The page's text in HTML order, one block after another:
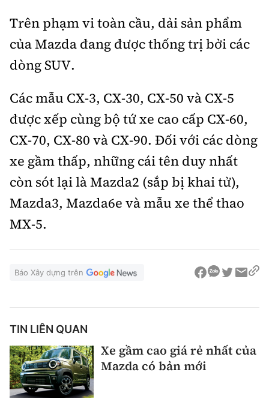
Trên phạm vi toàn cầu, dải sản phẩm
của Mazda đang được thống trị bởi các
dòng SUV.
Các mẫu CX-3, CX-30, CX-50 và CX-5
được xếp cùng bộ tứ xe cao cấp CX-60,
CX-70, CX-80 và CX-90. Đối với các dòng
xe gầm thấp, những cái tên duy nhất
còn sót lại là Mazda2 (sắp bị khai tử),
Mazda3, Mazda6e và mẫu xe thể thao
MX-5.
Báo Xây dựng trên
TIN LIÊN QUAN
Xe gầm cao giá rẻ nhất của
Mazda có bản mới